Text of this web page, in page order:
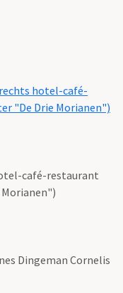
hotel-café-
"De Drie Morianen")
café-restaurant
Dingeman Cornelis